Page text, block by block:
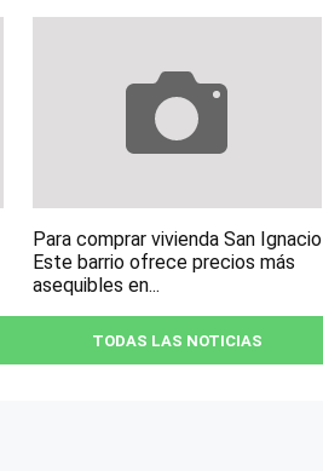
Para comprar vivienda San Ignacio
Este barrio ofrece precios más
asequibles en...
TODAS LAS NOTICIAS